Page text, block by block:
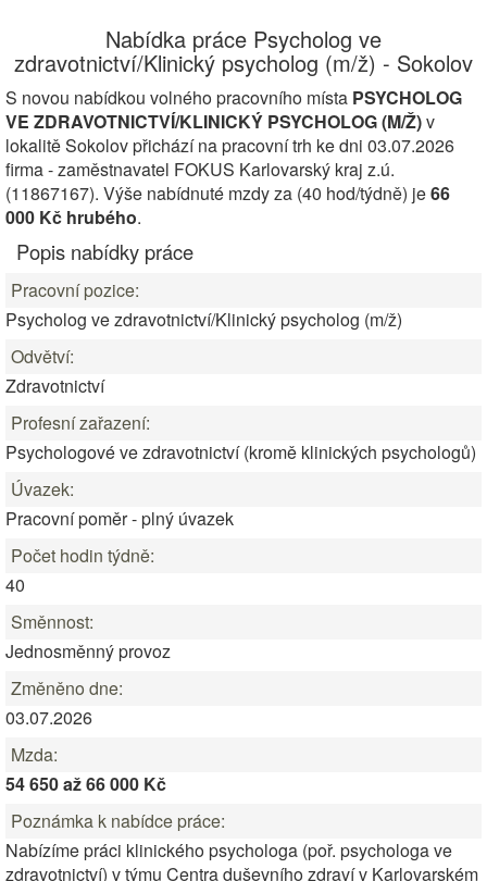
Nabídka práce Psycholog ve
zdravotnictví/Klinický psycholog (m/ž) - Sokolov
S novou nabídkou volného pracovního místa PSYCHOLOG
VE ZDRAVOTNICTVÍ/KLINICKÝ PSYCHOLOG (M/Ž)v
lokalitě Sokolov přichází na pracovní trh ke dni 03.07.2026
firma - zaměstnavatel FOKUS Karlovarský kraj z.ú.
(11867167). Výše nabídnuté mzdy za (40 hod/týdně) je66
000 Kč hrubého.
Popis nabídky práce
Pracovní pozice:
Psycholog ve zdravotnictví/Klinický psycholog (m/ž)
Odvětví:
Zdravotnictví
Profesní zařazení:
Psychologové ve zdravotnictví (kromě klinických psychologů)
Úvazek:
Pracovní poměr - plný úvazek
Počet hodin týdně:
40
Směnnost:
Jednosměnný provoz
Změněno dne:
03.07.2026
Mzda:
54 650 až 66 000 Kč
Poznámka k nabídce práce:
Nabízíme práci klinického psychologa (poř. psychologa ve
zdravotnictví) v týmu Centra duševního zdraví v Karlovarském